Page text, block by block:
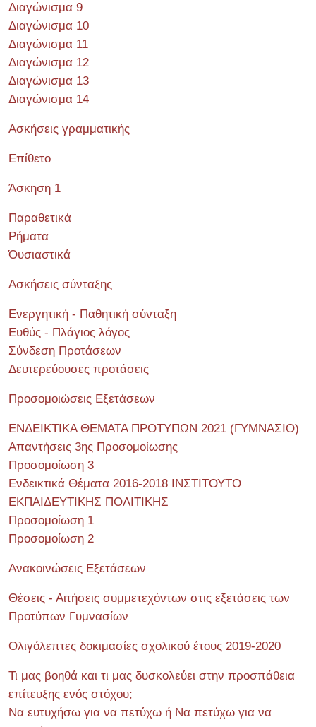
Διαγώνισμα 9
Διαγώνισμα 10
Διαγώνισμα 11
Διαγώνισμα 12
Διαγώνισμα 13
Διαγώνισμα 14
Ασκήσεις γραμματικής
Επίθετο
Άσκηση 1
Παραθετικά
Ρήματα
Όυσιαστικά
Ασκήσεις σύνταξης
Ενεργητική - Παθητική σύνταξη
Ευθύς - Πλάγιος λόγος
Σύνδεση Προτάσεων
Δευτερεύουσες προτάσεις
Προσομοιώσεις Εξετάσεων
ΕΝΔΕΙΚΤΙΚΑ ΘΕΜΑΤΑ ΠΡΟΤΥΠΩΝ 2021 (ΓΥΜΝΑΣΙΟ)
Απαντήσεις 3ης Προσομοίωσης
Προσομοίωση 3
Ενδεικτικά Θέματα 2016-2018 ΙΝΣΤΙΤΟΥΤΟ
ΕΚΠΑΙΔΕΥΤΙΚΗΣ ΠΟΛΙΤΙΚΗΣ
Προσομοίωση 1
Προσομοίωση 2
Ανακοινώσεις Εξετάσεων
Θέσεις - Αιτήσεις συμμετεχόντων στις εξετάσεις των
Προτύπων Γυμνασίων
Ολιγόλεπτες δοκιμασίες σχολικού έτους 2019-2020
Τι μας βοηθά και τι μας δυσκολεύει στην προσπάθεια
επίτευξης ενός στόχου;
Να ευτυχήσω για να πετύχω ή Να πετύχω για να